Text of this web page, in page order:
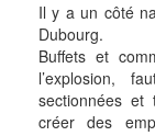
Il y a un côté
Dubourg.
Buffets et
l’explosion,
sectionnées et
créer des